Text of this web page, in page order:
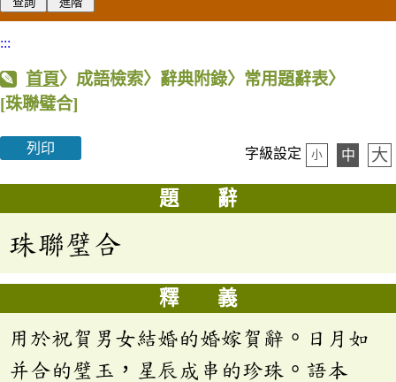
:::
首頁〉成語檢索〉辭典附錄〉常用題辭表〉
[珠聯璧合]
列印 字級設定 小 中 大
題 辭
珠聯璧合
釋 義
用於祝賀男女結婚的婚嫁賀辭。日月如
并合的璧玉，星辰成串的珍珠。語本